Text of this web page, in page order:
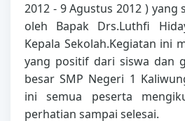
2012 - 9 Agustus 2012 ) yang
oleh Bapak Drs.Luthfi
Kepala Sekolah.Kegiatan ini
yang positif dari siswa dan
besar SMP Negeri 1
ini semua peserta
perhatian sampai selesai.